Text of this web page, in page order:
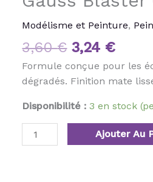
Modélisme et Peinture,
3,60€
3,60 €.
3,24 €
3,24
Formule conçue pour les
dégradés. Finition mate
Disponibilité : 3 en stock
Blaster
Ajouter Au